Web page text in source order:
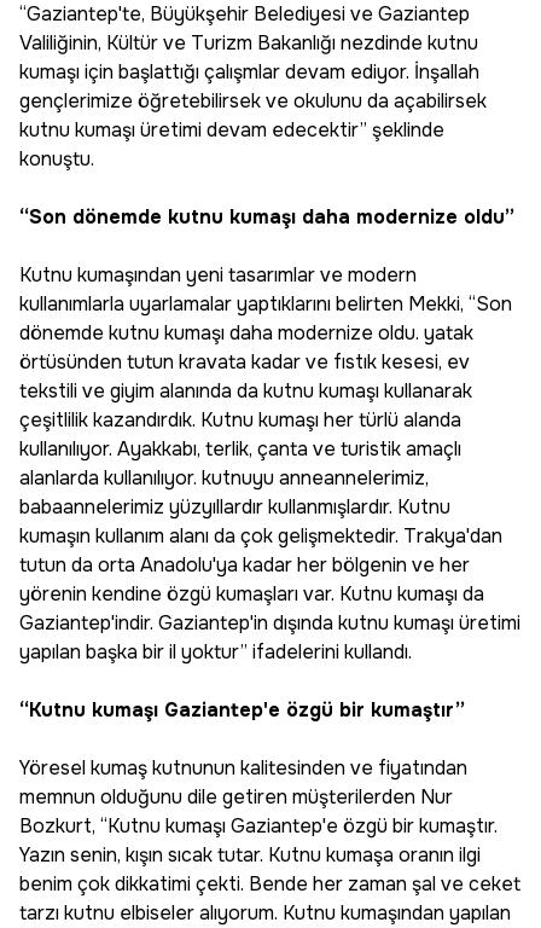
“Gaziantep'te, Büyükşehir Belediyesi ve Gaziantep
Valiliğinin, Kültür ve Turizm Bakanlığı nezdinde kutnu
kumaşı için başlattığı çalışmlar devam ediyor. İnşallah
gençlerimize öğretebilirsek ve okulunu da açabilirsek
kutnu kumaşı üretimi devam edecektir” şeklinde
konuştu.
“Son dönemde kutnu kumaşı daha modernize oldu”
Kutnu kumaşından yeni tasarımlar ve modern
kullanımlarla uyarlamalar yaptıklarını belirten Mekki, “Son
dönemde kutnu kumaşı daha modernize oldu. yatak
örtüsünden tutun kravata kadar ve fıstık kesesi, ev
tekstili ve giyim alanında da kutnu kumaşı kullanarak
çeşitlilik kazandırdık. Kutnu kumaşı her türlü alanda
kullanılıyor. Ayakkabı, terlik, çanta ve turistik amaçlı
alanlarda kullanılıyor. kutnuyu anneannelerimiz,
babaannelerimiz yüzyıllardır kullanmışlardır. Kutnu
kumaşın kullanım alanı da çok gelişmektedir. Trakya'dan
tutun da orta Anadolu'ya kadar her bölgenin ve her
yörenin kendine özgü kumaşları var. Kutnu kumaşı da
Gaziantep'indir. Gaziantep'in dışında kutnu kumaşı üretimi
yapılan başka bir il yoktur” ifadelerini kullandı.
“Kutnu kumaşı Gaziantep'e özgü bir kumaştır”
Yöresel kumaş kutnunun kalitesinden ve fiyatından
memnun olduğunu dile getiren müşterilerden Nur
Bozkurt, “Kutnu kumaşı Gaziantep'e özgü bir kumaştır.
Yazın senin, kışın sıcak tutar. Kutnu kumaşa oranın ilgi
benim çok dikkatimi çekti. Bende her zaman şal ve ceket
tarzı kutnu elbiseler alıyorum. Kutnu kumaşından yapılan